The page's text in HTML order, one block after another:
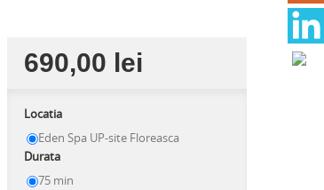
690,00 lei
Locatia
Eden Spa UP-site Floreasca
Durata
75 min